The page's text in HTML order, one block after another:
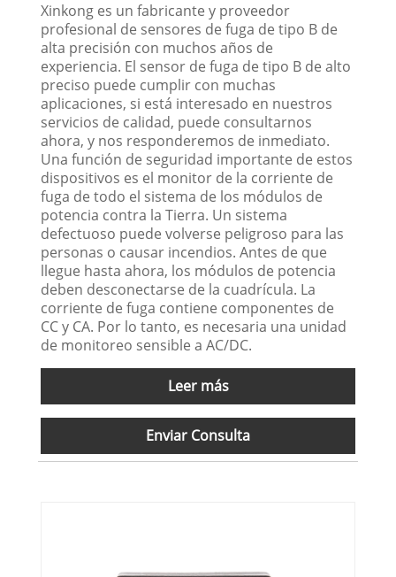
Xinkong es un fabricante y proveedor
profesional de sensores de fuga de tipo B de
alta precisión con muchos años de
experiencia. El sensor de fuga de tipo B de alto
preciso puede cumplir con muchas
aplicaciones, si está interesado en nuestros
servicios de calidad, puede consultarnos
ahora, y nos responderemos de inmediato.
Una función de seguridad importante de estos
dispositivos es el monitor de la corriente de
fuga de todo el sistema de los módulos de
potencia contra la Tierra. Un sistema
defectuoso puede volverse peligroso para las
personas o causar incendios. Antes de que
llegue hasta ahora, los módulos de potencia
deben desconectarse de la cuadrícula. La
corriente de fuga contiene componentes de
CC y CA. Por lo tanto, es necesaria una unidad
de monitoreo sensible a AC/DC.
Leer más
Enviar Consulta